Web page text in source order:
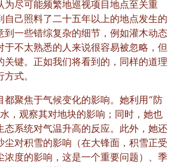
为尽可能频繁地巡视项目地点至关重
自己照料了二十五年以上的地点发生的
到一些错综复杂的细节，例如灌木动态
于不太熟悉的人来说很容易被忽略，但
关键。正如我们将看到的，同样的道理
式。
都聚焦于气候变化的影响。她利用“防
，观察其对地块的影响；同时，她也
态系统对气温升高的反应。此外，她还
尘对积雪的影响（在大锋面，积雪正受
浓度的影响，这是一个重要问题）、季